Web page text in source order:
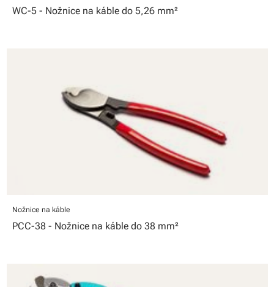
WC-5 - Nožnice na káble do 5,26 mm²
Nožnice na káble
PCC-38 - Nožnice na káble do 38 mm²